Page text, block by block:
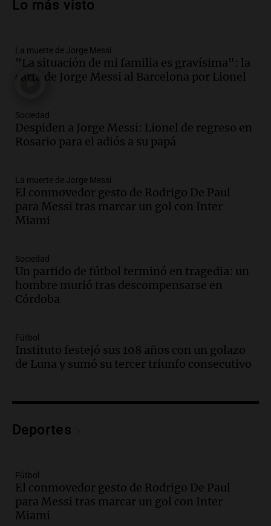
vehículos desde un puente
Audio.Tragedia en Mendoza: un muerto
y cinco heridos tras caer dos autos desde
un puente
Audio.Messi llegará esta noche a
Rosario para acompañar a su familia
Episodios
Audio.Ley de Propiedad Privada: el revés
en el Congreso expuso una debilidad
comunicacional del Gobierno
Episodios
Audio.Casabindo se prepara para una
celebración única: 30.000 turistas y el
tradicional Toreo de la Vincha
Audio.Borges, abogada de Pourrain:
"Tres hombres se lo llevaron para
hacerle preguntas y nunca regresó"
Episodios
metros del río Suquía y retiraron hasta
Episodios
Audio.La historia de la servilleta que
firmó Jorge Messi para el primer
contrato de Leo con Barcelona
Lo más visto
La muerte de Jorge Messi
"La situación de mi familia es gravísima": la
carta de Jorge Messi al Barcelona por Lionel
Sociedad
Despiden a Jorge Messi: Lionel de regreso en
Rosario para el adiós a su papá
La muerte de Jorge Messi
El conmovedor gesto de Rodrigo De Paul
para Messi tras marcar un gol con Inter
Miami
Sociedad
Un partido de fútbol terminó en tragedia: un
hombre murió tras descompensarse en
Córdoba
Fútbol
Instituto festejó sus 108 años con un golazo
de Luna y sumó su tercer triunfo consecutivo
Deportes
Fútbol
El conmovedor gesto de Rodrigo De Paul
para Messi tras marcar un gol con Inter
Miami